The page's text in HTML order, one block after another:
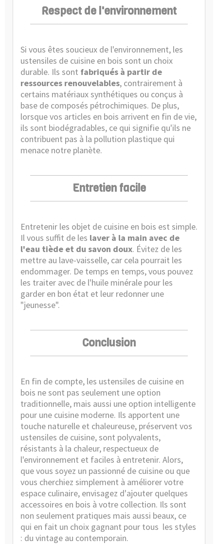
Respect de l'environnement
Si vous êtes soucieux de l'environnement, les
ustensiles de cuisine en bois sont un choix
durable. Ils sont fabriqués à partir de
ressources renouvelables, contrairement à
certains matériaux synthétiques ou conçus à
base de composés pétrochimiques. De plus,
lorsque vos articles en bois arrivent en fin de vie,
ils sont biodégradables, ce qui signifie qu'ils ne
contribuent pas à la pollution plastique qui
menace notre planète.
Entretien facile
Entretenir les objet de cuisine en bois est simple.
Il vous suffit de les laver à la main avec de
l'eau tiède et du savon doux. Évitez de les
mettre au lave-vaisselle, car cela pourrait les
endommager. De temps en temps, vous pouvez
les traiter avec de l'huile minérale pour les
garder en bon état et leur redonner une
"jeunesse".
Conclusion
En fin de compte, les ustensiles de cuisine en
bois ne sont pas seulement une option
traditionnelle, mais aussi une option intelligente
pour une cuisine moderne. Ils apportent une
touche naturelle et chaleureuse, préservent vos
ustensiles de cuisine, sont polyvalents,
résistants à la chaleur, respectueux de
l'environnement et faciles à entretenir. Alors,
que vous soyez un passionné de cuisine ou que
vous cherchiez simplement à améliorer votre
espace culinaire, envisagez d'ajouter quelques
accessoires en bois à votre collection. Ils sont
non seulement pratiques mais aussi beaux, ce
qui en fait un choix gagnant pour tous les styles
: du vintage au contemporain.